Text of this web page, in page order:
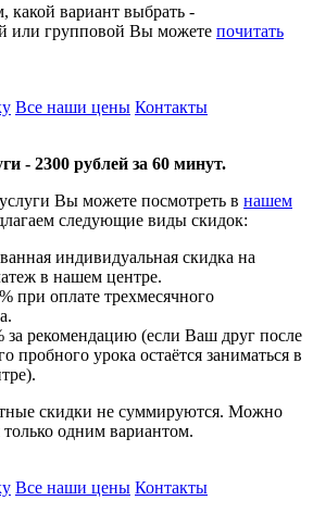
какой вариант выбрать -
или групповой Вы можете почитать
Все наши цены Контакты
- 2300 рублей за 60 минут.
Вы можете посмотреть в нашем
следующие виды скидок:
индивидуальная скидка на
в нашем центре.
при оплате трехмесячного
за рекомендацию (если Ваш друг после
пробного урока остаётся заниматься в
скидки не суммируются. Можно
только одним вариантом.
Все наши цены Контакты